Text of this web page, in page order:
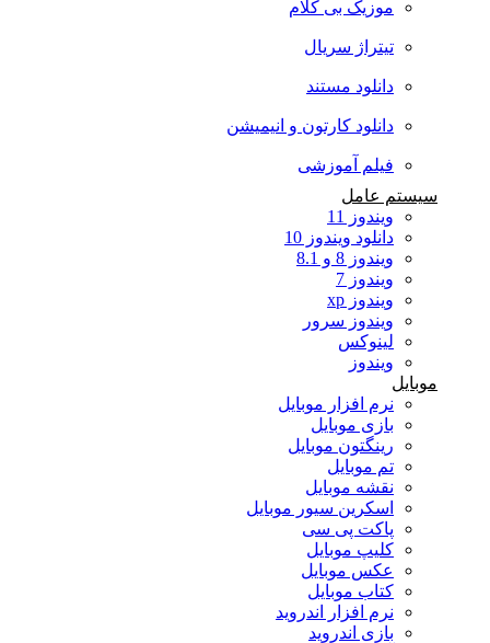
موزیک بی کلام
تیتراژ سریال
دانلود مستند
دانلود کارتون و انیمیشن
فیلم آموزشی
سیستم عامل
ویندوز 11
دانلود ویندوز 10
ویندوز 8 و 8.1
ویندوز 7
ویندوز xp
ویندوز سرور
لینوکس
ویندوز
موبایل
نرم افزار موبایل
بازی موبایل
رینگتون موبایل
تم موبایل
نقشه موبایل
اسکرین سیور موبایل
پاکت پی سی
کلیپ موبایل
عکس موبایل
کتاب موبایل
نرم افزار اندروید
بازی اندروید